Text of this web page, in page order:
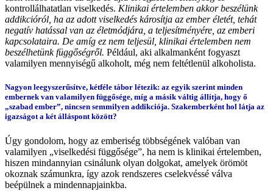
kontrollálhatatlan viselkedés. Klinikai értelemben akkor beszélünk
addikcióról, ha az adott viselkedés károsítja az ember életét, tehát
negatív hatással van az életmódjára, a teljesítményére, az emberi
kapcsolataira. De amíg ez nem teljesül, klinikai értelemben nem
beszélhetünk függőségről. Például, aki alkalmanként fogyaszt
valamilyen mennyiségű alkoholt, még nem feltétlenül alkoholista.
Nagyon leegyszerűsítve, kétféle tábor létezik: az egyik szerint minden
embernek van valamilyen függősége, míg a másik váltig állítja, hogy ő
„szabad ember”, nincsen semmilyen addikciója. Szakemberként hol látja az
igazságot a két álláspont között?
Úgy gondolom, hogy az emberiség többségének valóban van
valamilyen „viselkedési függősége”, ha nem is klinikai értelemben,
hiszen mindannyian csinálunk olyan dolgokat, amelyek örömöt
okoznak számunkra, így azok rendszeres cselekvéssé válva
beépülnek a mindennapjainkba.